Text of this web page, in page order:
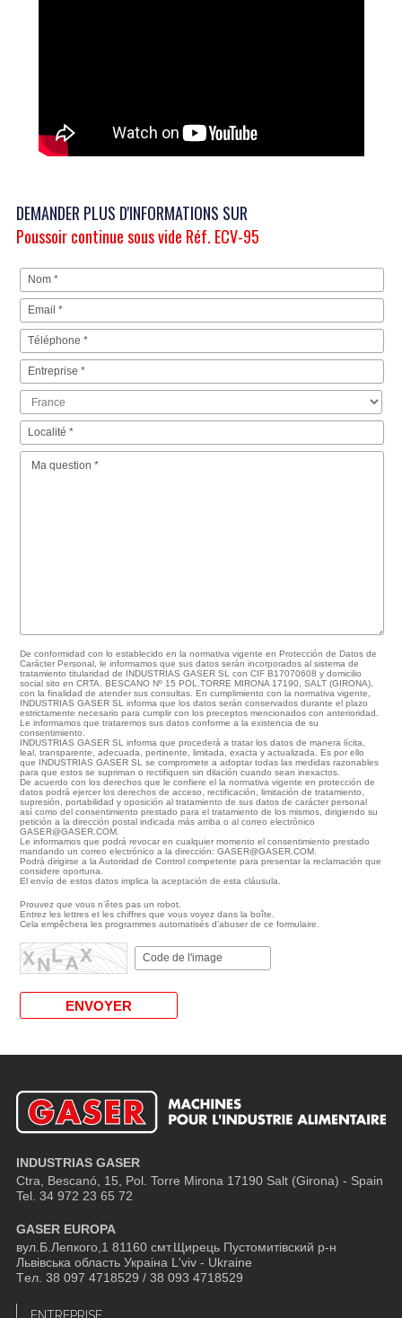
DEMANDER PLUS D'INFORMATIONS SUR
Poussoir continue sous vide Réf. ECV-95
De conformidad con lo establecido en la normativa vigente en Protección de Datos de
Carácter Personal, le informamos que sus datos serán incorporados al sistema de
tratamiento titularidad de INDUSTRIAS GASER SL con CIF B17070608 y domicilio
social sito en CRTA. BESCANO Nº 15 POL.TORRE MIRONA 17190, SALT (GIRONA),
con la finalidad de atender sus consultas. En cumplimiento con la normativa vigente,
INDUSTRIAS GASER SL informa que los datos serán conservados durante el plazo
estrictamente necesario para cumplir con los preceptos mencionados con anterioridad.
Le informamos que trataremos sus datos conforme a la existencia de su
consentimiento.
INDUSTRIAS GASER SL informa que procederá a tratar los datos de manera lícita,
leal, transparente, adecuada, pertinente, limitada, exacta y actualizada. Es por ello
que INDUSTRIAS GASER SL se compromete a adoptar todas las medidas razonables
para que estos se supriman o rectifiquen sin dilación cuando sean inexactos.
De acuerdo con los derechos que le confiere el la normativa vigente en protección de
datos podrá ejercer los derechos de acceso, rectificación, limitación de tratamiento,
supresión, portabilidad y oposición al tratamiento de sus datos de carácter personal
así como del consentimiento prestado para el tratamiento de los mismos, dirigiendo su
petición a la dirección postal indicada más arriba o al correo electrónico
GASER@GASER.COM.
Le informamos que podrá revocar en cualquier momento el consentimiento prestado
mandando un correo electrónico a la dirección: GASER@GASER.COM.
Podrá dirigirse a la Autoridad de Control competente para presentar la reclamación que
considere oportuna.
El envío de estos datos implica la aceptación de esta cláusula.
Prouvez que vous n’êtes pas un robot.
Entrez les lettres et les chiffres que vous voyez dans la boîte.
Cela empêchera les programmes automatisés d’abuser de ce formulaire.
INDUSTRIAS GASER
Ctra, Bescanó, 15, Pol. Torre Mirona 17190 Salt (Girona) - Spain
Tel. 34 972 23 65 72
GASER EUROPA
вул.Б.Лепкого,1 81160 смт.Щирець Пустомитівский р-н
Львівська область Украіна L'viv - Ukraine
Tел. 38 097 4718529 / 38 093 4718529